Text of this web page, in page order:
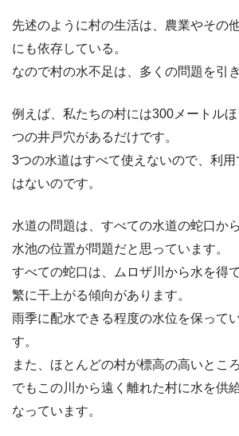
先述のように村の生活は、農業やその
にも依存している。
なので村の水不足は、多くの問題を引
例えば、私たちの村には300メートル
つの井戸穴があるだけです。
3つの水道はすべて使えないので、利
はないのです。
水道の問題は、すべての水道の蛇口か
水池の位置が問題だと思っています。
すべての蛇口は、ムロザ川から水を得
繁に干上がる傾向があります。
雨季に配水できる程度の水位を保って
す。
また、ほとんどの村が標高の高いとこ
でもこの川から遠く離れた村に水を供
なっています。